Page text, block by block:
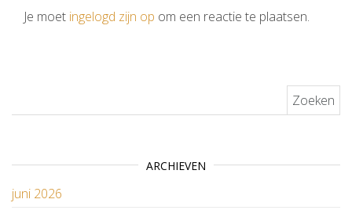
Je moet ingelogd zijn op om een reactie te plaatsen.
ARCHIEVEN
juni 2026